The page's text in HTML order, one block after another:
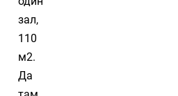
зал,
110
м2.
Да